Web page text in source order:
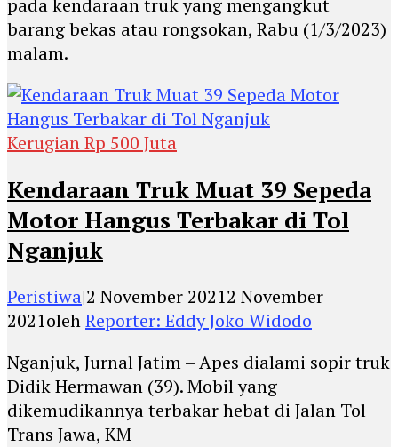
pada kendaraan truk yang mengangkut
barang bekas atau rongsokan, Rabu (1/3/2023)
malam.
Kerugian Rp 500 Juta
Kendaraan Truk Muat 39 Sepeda
Motor Hangus Terbakar di Tol
Nganjuk
Peristiwa|2 November 20212 November
2021olehReporter: Eddy Joko Widodo
Nganjuk, Jurnal Jatim – Apes dialami sopir truk
Didik Hermawan (39). Mobil yang
dikemudikannya terbakar hebat di Jalan Tol
Trans Jawa, KM